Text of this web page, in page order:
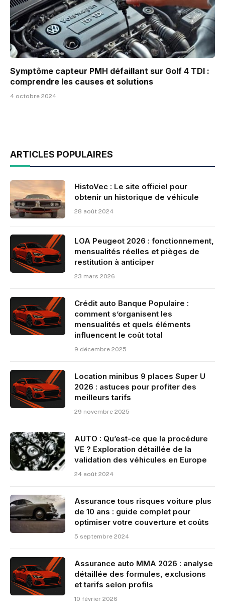
Symptôme capteur PMH défaillant sur Golf 4 TDI :
comprendre les causes et solutions
4 octobre 2024
ARTICLES POPULAIRES
HistoVec : Le site officiel pour
obtenir un historique de véhicule
28 août 2024
LOA Peugeot 2026 : fonctionnement,
mensualités réelles et pièges de
restitution à anticiper
23 mars 2026
Crédit auto Banque Populaire :
comment s’organisent les
mensualités et quels éléments
influencent le coût total
9 décembre 2025
Location minibus 9 places Super U
2026 : astuces pour profiter des
meilleurs tarifs
29 novembre 2025
AUTO : Qu’est-ce que la procédure
VE ? Exploration détaillée de la
validation des véhicules en Europe
24 août 2024
Assurance tous risques voiture plus
de 10 ans : guide complet pour
optimiser votre couverture et coûts
5 septembre 2024
Assurance auto MMA 2026 : analyse
détaillée des formules, exclusions
et tarifs selon profils
10 février 2026